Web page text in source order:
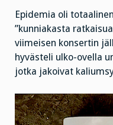
Epidemia oli
”kunniakasta
viimeisen konsertin
hyvästeli ulko-ovella
jotka jakoivat